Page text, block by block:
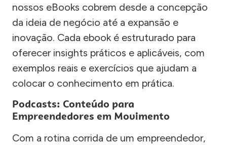
nossos eBooks cobrem desde a concepção
da ideia de negócio até a expansão e
inovação. Cada ebook é estruturado para
oferecer insights práticos e aplicáveis, com
exemplos reais e exercícios que ajudam a
colocar o conhecimento em prática.
Podcasts: Conteúdo para
Empreendedores em Movimento
Com a rotina corrida de um empreendedor,